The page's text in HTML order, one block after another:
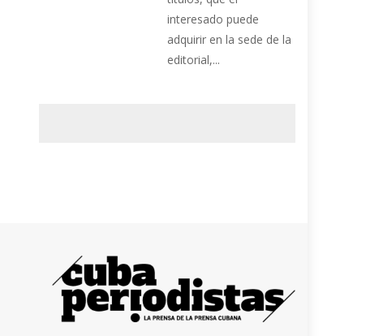
interesado puede
adquirir en la sede de la
editorial,...